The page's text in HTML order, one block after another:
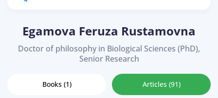
Egamova Feruza Rustamovna
Doctor of philosophy in Biological Sciences (PhD),
Senior Research
Books (1) Articles (91)